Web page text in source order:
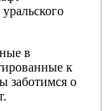
в
к
заботимся о